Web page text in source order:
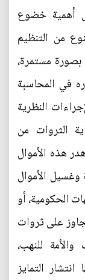
أهمية خضوع
من التنظيم
مستمرة،
في المحاسبة
النظرية
الثروات من
هذه الأموال
وغسيل الأموال
الحكومية، أو
على ثروات
للنهب،
التمايز